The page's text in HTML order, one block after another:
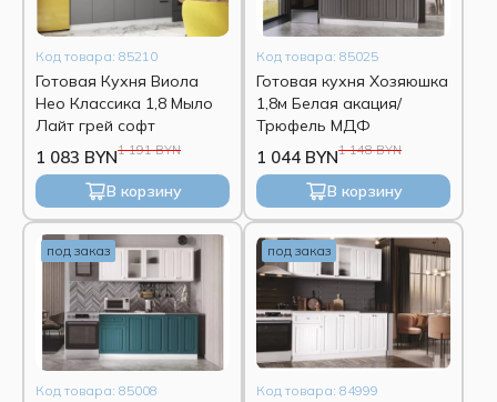
Код товара: 85210
Готовая Кухня Виола
Нео Классика 1,8 Мыло
Лайт грей софт
1 191 BYN
1 083 BYN
В корзину
Код товара: 85025
Готовая кухня Хозяюшка
1,8м Белая акация/
Трюфель МДФ
1 148 BYN
1 044 BYN
В корзину
под заказ
Код товара: 85008
под заказ
Код товара: 84999